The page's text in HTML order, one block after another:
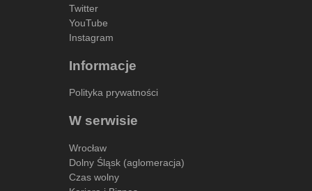
Twitter
YouTube
Instagram
Informacje
Polityka prywatności
W serwisie
Wrocław
Dolny Śląsk (aglomeracja)
Czas wolny